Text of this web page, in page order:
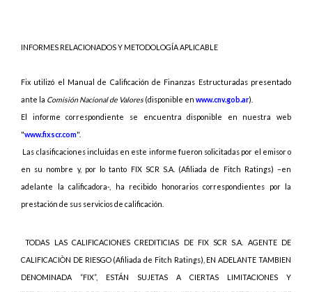
INFORMES RELACIONADOS Y METODOLOGÍA APLICABLE
Fix utilizó el Manual de Calificación de Finanzas Estructuradas presentado
ante la Comisión Nacional de Valores (disponible en www.cnv.gob.ar).
El informe correspondiente se encuentra disponible en nuestra web
"www.fixscr.com".
Las clasificaciones incluidas en este informe fueron solicitadas por el emisor o
en su nombre y, por lo tanto FIX SCR S.A. (Afiliada de Fitch Ratings) –en
adelante la calificadora-, ha recibido honorarios correspondientes por la
prestación de sus servicios de calificación.
TODAS LAS CALIFICACIONES CREDITICIAS DE FIX SCR S.A. AGENTE DE
CALIFICACIÒN DE RIESGO (Afiliada de Fitch Ratings), EN ADELANTE TAMBIEN
DENOMINADA “FIX”, ESTÁN SUJETAS A CIERTAS LIMITACIONES Y